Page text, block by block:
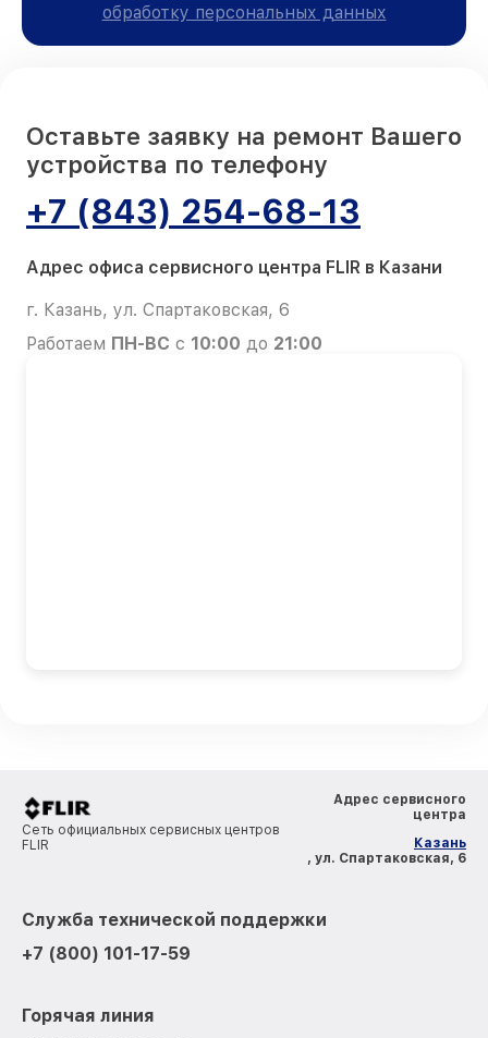
обработку персональных данных
Оставьте заявку на ремонт Вашего
устройства по телефону
+7 (843) 254-68-13
Адрес офиса сервисного центра FLIR в Казани
г. Казань, ул. Спартаковская, 6
Работаем ПН-ВС с 10:00 до 21:00
Сеть официальных сервисных центров
FLIR
Адрес сервисного
центра
Казань
, ул. Спартаковская, 6
Служба технической поддержки
+7 (800) 101-17-59
Горячая линия